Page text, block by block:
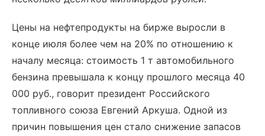
Цены на нефтепродукты на бирже выросли в
конце июля более чем на 20% по отношению к
началу месяца: стоимость 1 т автомобильного
бензина превышала к концу прошлого месяца 40
000 руб., говорит президент Российского
топливного союза Евгений Аркуша. Одной из
причин повышения цен стало снижение запасов